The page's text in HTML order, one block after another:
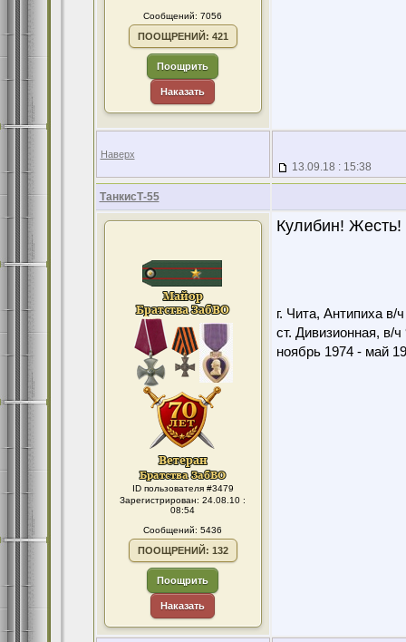
Сообщений: 7056
ПООЩРЕНИЙ: 421
Поощрить
Наказать
Наверх
13.09.18 : 15:38
ТанкисТ-55
ID пользователя #3479
Зарегистрирован: 24.08.10 :
08:54
Сообщений: 5436
ПООЩРЕНИЙ: 132
Поощрить
Наказать
Кулибин! Жесть!
г. Чита, Антипиха в/
ст. Дивизионная, в/ч
ноябрь 1974 - май